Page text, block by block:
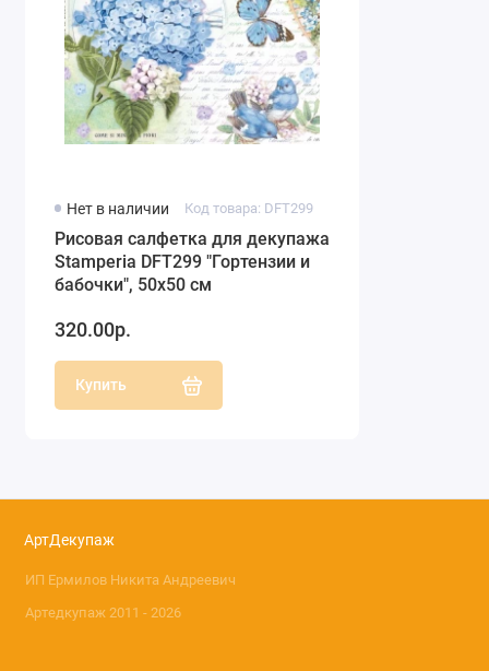
Нет в наличии Код товара: DFT299
Рисовая салфетка для декупажа
Stamperia DFT299 "Гортензии и
бабочки", 50х50 см
320.00р.
Купить
АртДекупаж
ИП Ермилов Никита Андреевич
Артедкупаж 2011 - 2026